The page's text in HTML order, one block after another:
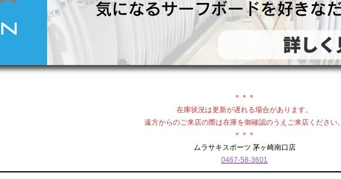
＊＊＊
在庫状況は更新が遅れる場合があります。
遠方からのご来店の際は在庫を御確認のうえご来店ください。
＊＊＊
ムラサキスポーツ 茅ヶ崎南口店
0467-58-3601